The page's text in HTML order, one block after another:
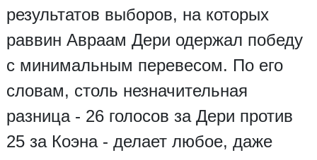
результатов выборов, на которых
раввин Авраам Дери одержал победу
с минимальным перевесом. По его
словам, столь незначительная
разница - 26 голосов за Дери против
25 за Коэна - делает любое, даже